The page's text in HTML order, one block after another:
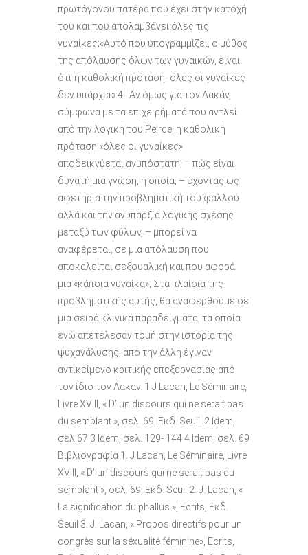
πρωτόγονου πατέρα που έχει στην κατοχή
του και που απολαµβάνει όλες τις
γυναίκες;«Αυτό που υπογραµµίζει, ο µύθος
της απόλαυσης όλων των γυναικών, είναι
ότι-η καθολική πρόταση- όλες οι γυναίκες
δεν υπάρχει» 4 . Αν όµως για τον Λακάν,
σύµφωνα µε τα επιχειρήµατά που αντλεί
από την λογική του Peirce, η καθολική
πρόταση «όλες οι γυναίκες»
αποδεικνύεται ανυπόστατη, – πώς είναι
δυνατή µια γνώση, η οποία, – έχοντας ως
αφετηρία την προβληµατική του φαλλού
αλλά και την ανυπαρξία λογικής σχέσης
µεταξύ των φύλων, – µπορεί να
αναφέρεται, σε µια απόλαυση που
αποκαλείται σεξουαλική και που αφορά
µια «κάποια γυναίκα»; Στα πλαίσια της
προβληµατικής αυτής, θα αναφερθούµε σε
µια σειρά κλινικά παραδείγµατα, τα οποία
ενώ απετέλεσαν τοµή στην ιστορία της
ψυχανάλυσης, από την άλλη έγιναν
αντικείµενο κριτικής επεξεργασίας από
τον ίδιο τον Λακαν. 1 J Lacan, Le Séminaire,
Livre XVIII, « D’ un discours qui ne serait pas
du semblant », σελ. 69, Εκδ. Seuil. 2 Idem,
σελ.67 3 Idem, σελ. 129- 144 4 Idem, σελ. 69
Βιβλιογραφία 1. J Lacan, Le Séminaire, Livre
XVIII, « D’ un discours qui ne serait pas du
semblant », σελ. 69, Εκδ. Seuil 2. J. Lacan, «
La signification du phallus », Ecrits, Εκδ.
Seuil 3. J. Lacan, « Propos directifs pour un
congrès sur la séxualité féminine», Ecrits,